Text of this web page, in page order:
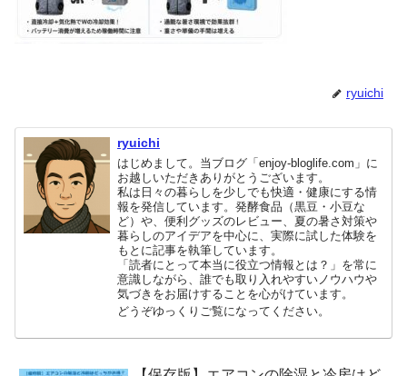
ryuichi
ryuichi
はじめまして。当ブログ「enjoy-bloglife.com」に
お越しいただきありがとうございます。
私は日々の暮らしを少しでも快適・健康にする情
報を発信しています。発酵食品（黒豆・小豆な
ど）や、便利グッズのレビュー、夏の暑さ対策や
暮らしのアイデアを中心に、実際に試した体験を
もとに記事を執筆しています。
「読者にとって本当に役立つ情報とは？」を常に
意識しながら、誰でも取り入れやすいノウハウや
気づきをお届けすることを心がけています。
どうぞゆっくりご覧になってください。